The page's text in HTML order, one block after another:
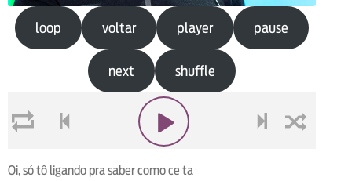
loop voltar player pause
next shuffle
Oi, só tô ligando pra saber como ce ta